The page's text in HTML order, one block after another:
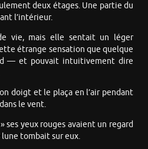
deux étages. Une partie du
l’intérieur.
vie, mais elle sentait un léger
étrange sensation que quelque
— et pouvait intuitivement dire
doigt et le plaça en l’air pendant
le vent.
ses yeux rouges avaient un regard
tombait sur eux.